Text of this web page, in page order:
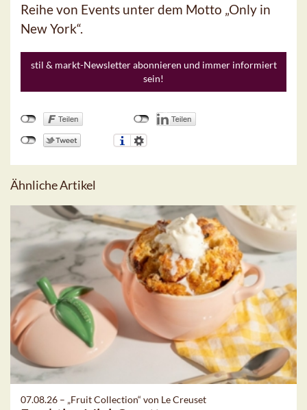
Reihe von Events unter dem Motto „Only in
New York“.
stil & markt-Newsletter abonnieren und immer informiert
sein!
Ähnliche Artikel
07.08.26 – „Fruit Collection“ von Le Creuset